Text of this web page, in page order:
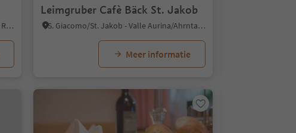
San Vigilio, Al Plan/San Vigilio, Dolomites Region Kronplatz/Plan de Corones
Leimgruber Cafè Bäck St. Jakob
S. Giacomo/St. Jakob - Valle Aurina/Ahrntal, Ahrntal/Valle Aurina, Ahrntal/Valle Aurina
Meer informatie